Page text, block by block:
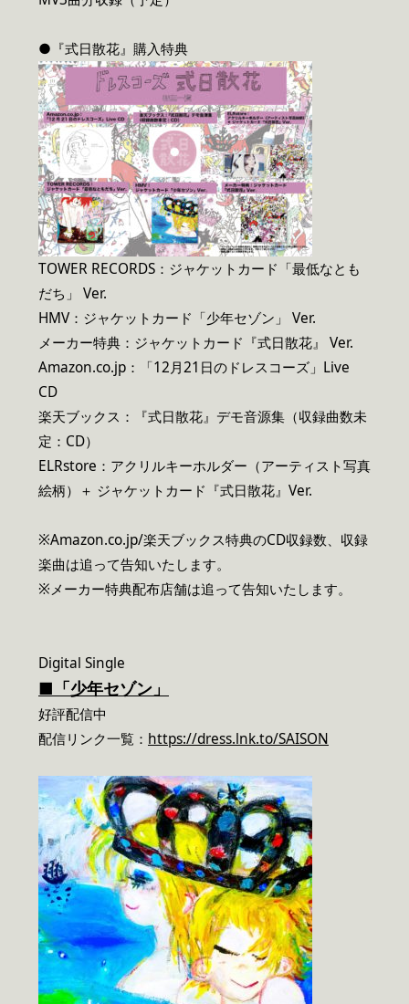
●『式日散花』購入特典
TOWER RECORDS：ジャケットカード「最低なとも
だち」 Ver.
HMV：ジャケットカード「少年セゾン」 Ver.
メーカー特典：ジャケットカード『式日散花』 Ver.
Amazon.co.jp：「12月21日のドレスコーズ」Live
CD
楽天ブックス：『式日散花』デモ音源集（収録曲数未
定：CD）
ELRstore：アクリルキーホルダー（アーティスト写真
絵柄）＋ ジャケットカード『式日散花』Ver.
※Amazon.co.jp/楽天ブックス特典のCD収録数、収録
楽曲は追って告知いたします。
※メーカー特典配布店舗は追って告知いたします。
Digital Single
■「少年セゾン」
好評配信中
配信リンク一覧： https://dress.lnk.to/SAISON